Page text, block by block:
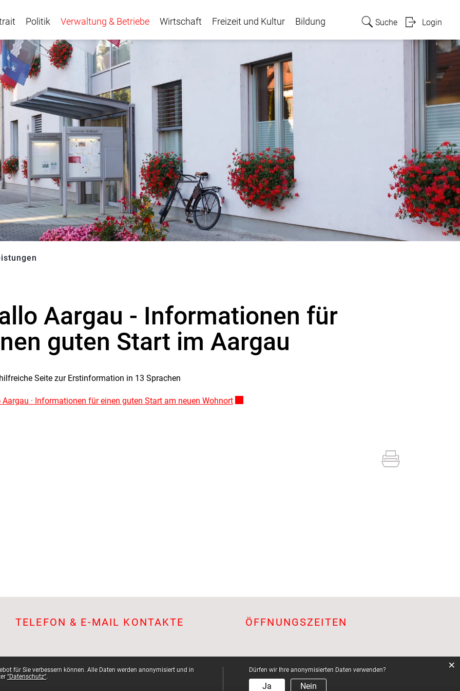
Politik Verwaltung & Betriebe Wirtschaft Freizeit und Kultur Bildung Suche Login
Aargau - Informationen für
guten Start im Aargau
Seite zur Erstinformation in 13 Sprachen
Aargau · Informationen für einen guten Start am neuen WohnortExterner Link wird in einem neuen Fenster geöffnet.
TELEFON & E-MAIL KONTAKTE ÖFFNUNGSZEITEN
für Sie verbessern können. Alle Daten werden anonymisiert und in
“Datenschutz“.
Dürfen wir Ihre anonymisierten Daten verwenden?
Ja Nein
×